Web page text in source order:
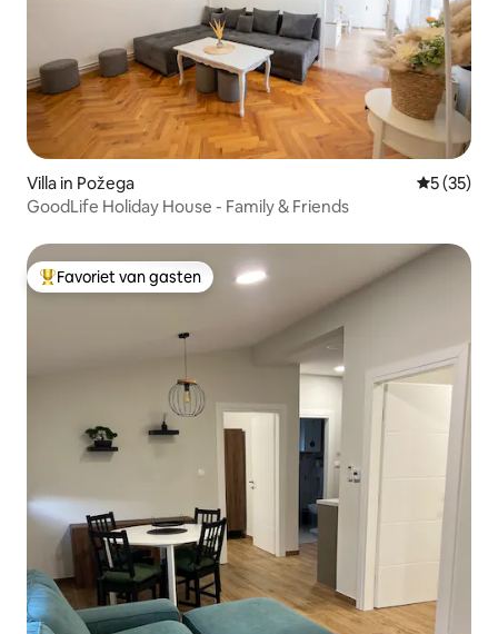
Villa in Požega
5 (35)
GoodLife Holiday House - Family & Friends
Topfavoriet van gasten
Favoriet van gasten